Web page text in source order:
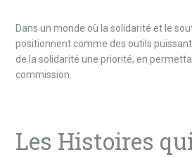
Dans un monde où la solidarité et le
positionnent comme des outils
de la solidarité une priorité, en
commission.
Les Histoires